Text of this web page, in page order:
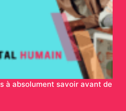
à absolument savoir avant de